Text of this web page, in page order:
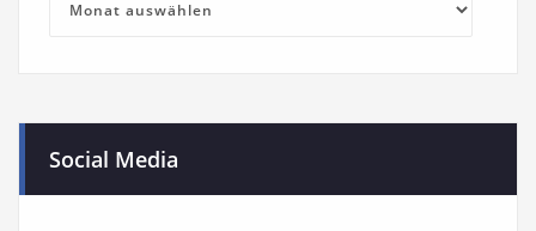
Archiv
Social Media